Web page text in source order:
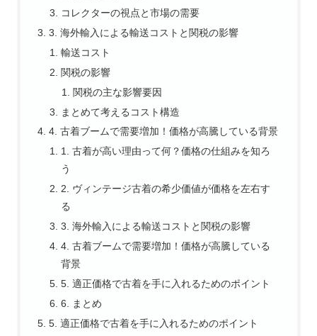
コレクターの視点と市場の需要
3. 海外輸入による輸送コストと関税の影響
輸送コスト
関税の影響
関税の主な影響要因
まとめて考えるコスト構造
4. 古着ブームで需要増加！価格が高騰している背景
1. 古着が高い理由って何？価格の仕組みを知ろ
う
2. ヴィンテージ古着の希少価値が価格を左右す
る
3. 海外輸入による輸送コストと関税の影響
4. 古着ブームで需要増加！価格が高騰している
背景
5. 適正価格で古着を手に入れるためのポイント
6. まとめ
5. 適正価格で古着を手に入れるためのポイント